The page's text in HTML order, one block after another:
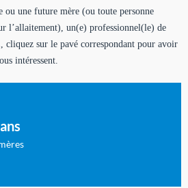
ou une future mère (ou toute personne
l’allaitement), un(e) professionnel(le) de
cliquez sur le pavé correspondant pour avoir
intéressent.
: toutes les rubriques qui